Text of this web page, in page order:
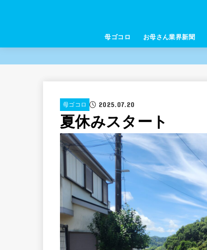
母ゴコロ お母さん業界新聞
母ゴコロ 2025.07.20
夏休みスタート